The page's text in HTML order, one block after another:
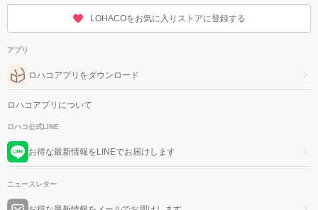
LOHACOをお気に入りストアに登録する
アプリ
ロハコアプリをダウンロード
ロハコアプリについて
ロハコ公式LINE
お得な最新情報をLINEでお届けします
ニュースレター